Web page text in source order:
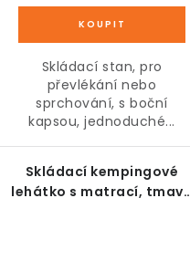
Skládací stan, pro
převlékání nebo
sprchování, s boční
kapsou, jednoduché...
Skládací kempingové
lehátko s matrací,